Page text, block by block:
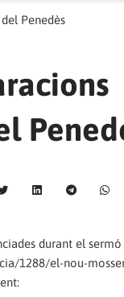
Penedès
durant el
1288/el-nou-